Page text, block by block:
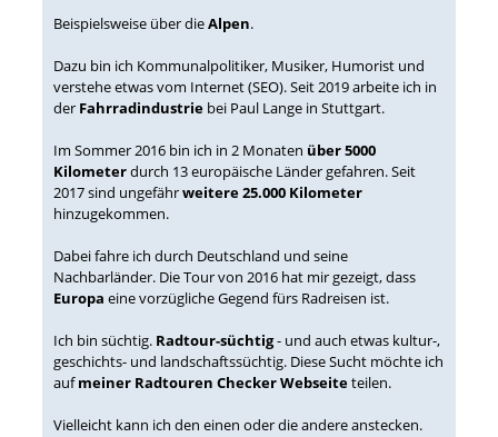
Beispielsweise über dieAlpen.
Dazu bin ich Kommunalpolitiker, Musiker, Humorist und
verstehe etwas vom Internet (SEO). Seit 2019 arbeite ich in
der Fahrradindustrie bei Paul Lange in Stuttgart.
Im Sommer 2016 bin ich in 2 Monaten über 5000
Kilometerdurch 13 europäische Länder gefahren. Seit
2017 sind ungefährweitere 25.000 Kilometer
hinzugekommen.
Dabei fahre ich durch Deutschland und seine
Nachbarländer. Die Tour von 2016 hat mir gezeigt, dass
Europa eine vorzügliche Gegend fürs Radreisen ist.
Ich bin süchtig. Radtour-süchtig- und auch etwas kultur-,
geschichts- und landschaftssüchtig. Diese Sucht möchte ich
aufmeiner Radtouren Checker Webseiteteilen.
Vielleicht kann ich den einen oder die andere anstecken.